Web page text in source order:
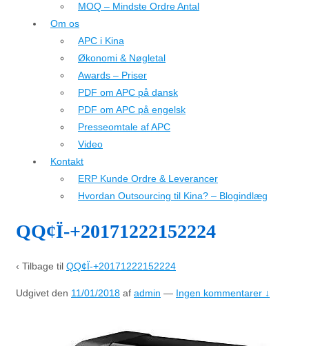
MOQ – Mindste Ordre Antal
Om os
APC i Kina
Økonomi & Nøgletal
Awards – Priser
PDF om APC på dansk
PDF om APC på engelsk
Presseomtale af APC
Video
Kontakt
ERP Kunde Ordre & Leverancer
Hvordan Outsourcing til Kina? – Blogindlæg
QQ¢Ï-+20171222152224
‹ Tilbage til QQ¢Ï-+20171222152224
Udgivet den 11/01/2018 af admin — Ingen kommentarer ↓